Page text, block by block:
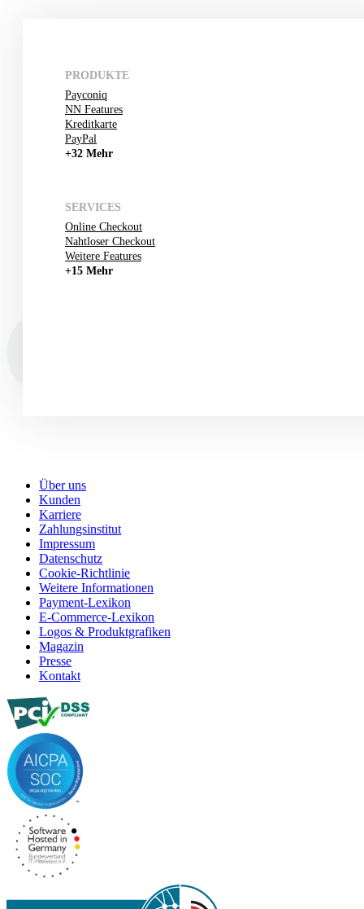
PRODUKTE
Payconiq
NN Features
Kreditkarte
PayPal
+32 Mehr
SERVICES
Online Checkout
Nahtloser Checkout
Weitere Features
+15 Mehr
Über uns
Kunden
Karriere
Zahlungsinstitut
Impressum
Datenschutz
Cookie-Richtlinie
Weitere Informationen
Payment-Lexikon
E-Commerce-Lexikon
Logos & Produktgrafiken
Magazin
Presse
Kontakt